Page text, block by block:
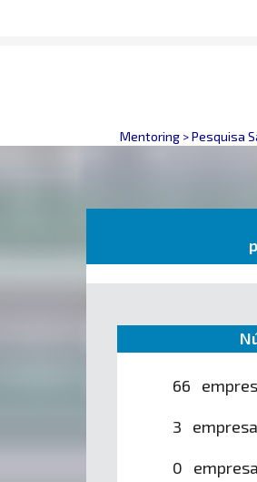
Mentoring >Pesquisa
66
3
0